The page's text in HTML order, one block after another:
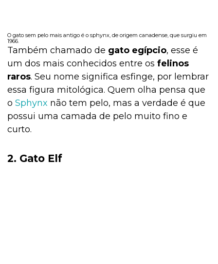
O gato sem pelo mais antigo é o sphynx, de origem canadense, que surgiu em
1966.
Também chamado de gato egípcio, esse é
um dos mais conhecidos entre os felinos
raros. Seu nome significa esfinge, por lembrar
essa figura mitológica. Quem olha pensa que
o Sphynx não tem pelo, mas a verdade é que
possui uma camada de pelo muito fino e
curto.
2. Gato Elf